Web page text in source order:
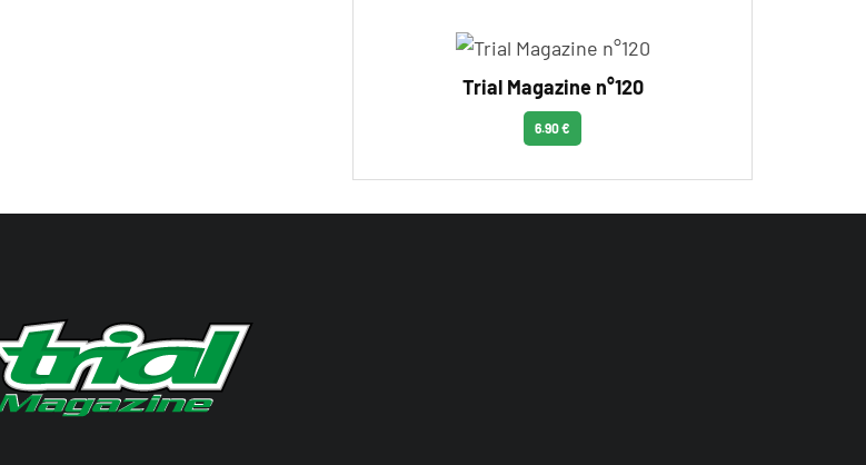
Trial Magazine n°120
6.90 €